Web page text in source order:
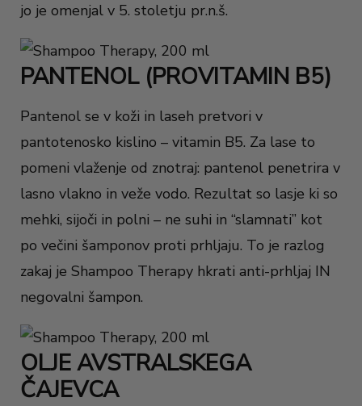
jo je omenjal v 5. stoletju pr.n.š.
PANTENOL (PROVITAMIN B5)
Pantenol se v koži in laseh pretvori v
pantotenosko kislino – vitamin B5. Za lase to
pomeni vlaženje od znotraj: pantenol penetrira v
lasno vlakno in veže vodo. Rezultat so lasje ki so
mehki, sijoči in polni – ne suhi in “slamnati” kot
po večini šamponov proti prhljaju. To je razlog
zakaj je Shampoo Therapy hkrati anti-prhljaj IN
negovalni šampon.
OLJE AVSTRALSKEGA
ČAJEVCA